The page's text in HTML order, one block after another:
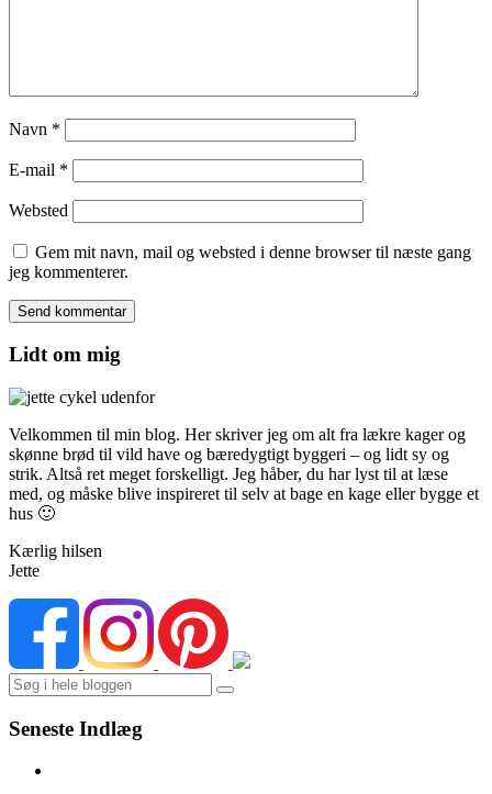
Navn *
E-mail *
Websted
Gem mit navn, mail og websted i denne browser til næste gang
jeg kommenterer.
Lidt om mig
Velkommen til min blog. Her skriver jeg om alt fra lækre kager og
skønne brød til vild have og bæredygtigt byggeri – og lidt sy og
strik. Altså ret meget forskelligt. Jeg håber, du har lyst til at læse
med, og måske blive inspireret til selv at bage en kage eller bygge et
hus 🙂
Kærlig hilsen
Jette
Search
Seneste Indlæg